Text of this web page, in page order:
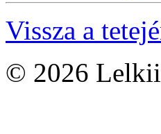
Vissza a
© 2026